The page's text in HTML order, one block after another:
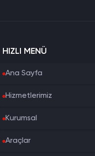
HIZLI MENÜ
Ana Sayfa
Hizmetlerimiz
Kurumsal
Araçlar